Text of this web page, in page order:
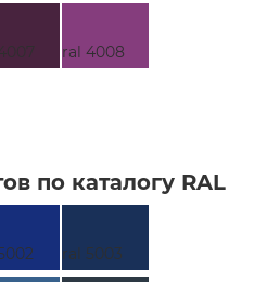
ral 4008
по каталогу RAL
ral 5003